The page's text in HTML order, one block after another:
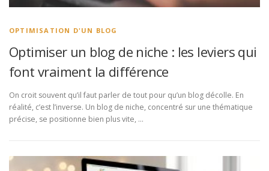
OPTIMISATION D'UN BLOG
Optimiser un blog de niche : les leviers qui
font vraiment la différence
On croit souvent qu’il faut parler de tout pour qu’un blog décolle. En
réalité, c’est l’inverse. Un blog de niche, concentré sur une thématique
précise, se positionne bien plus vite, …